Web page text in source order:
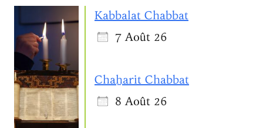
Kabbalat Chabbat
7 Août 26
Chaẖarit Chabbat
8 Août 26